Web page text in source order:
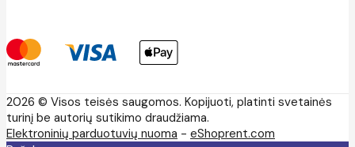
2026 © Visos teisės saugomos. Kopijuoti, platinti svetainės
turinį be autorių sutikimo draudžiama.
Elektroninių parduotuvių nuoma - eShoprent.com